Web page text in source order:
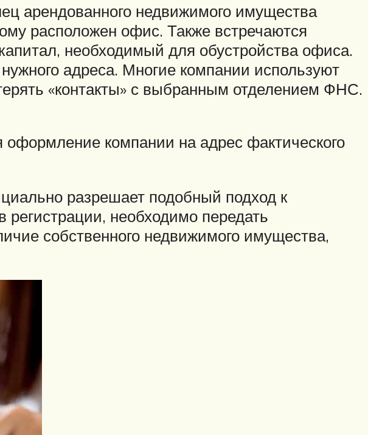
арендованного недвижимого имущества
расположен офис. Также встречаются
необходимый для обустройства офиса.
адреса. Многие компании используют
«контакты» с выбранным отделением ФНС.
компании на адрес фактического
разрешает подобный подход к
необходимо передать
собственного недвижимого имущества,